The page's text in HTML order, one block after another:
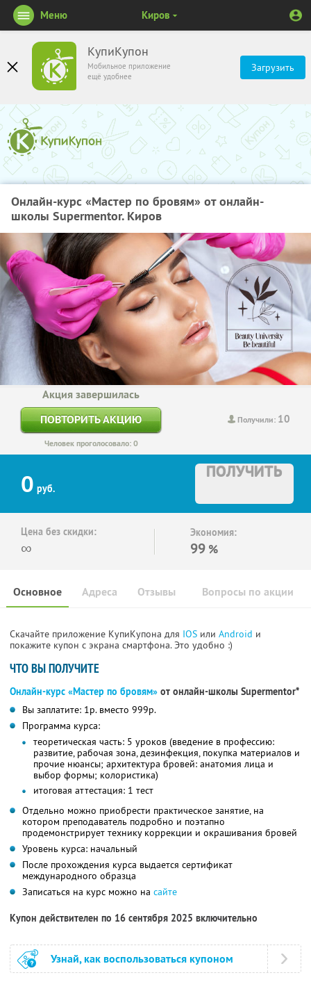
КупиКупон
Мобильное приложение
ещё удобнее
Загрузить
Меню Киров
Онлайн-курс «Мастер по бровям» от онлайн-
школы Supermentor. Киров
Получили: 10
Акция завершилась
ПОВТОРИТЬ АКЦИЮ
Человек проголосовало: 0
0 руб.
ПОЛУЧИТЬ
Цена без скидки:
∞
Экономия:
99 %
Основное Отзывы Вопросы по акции
Адреса
Скачайте приложение КупиКупона для IOS или Android и
покажите купон с экрана смартфона. Это удобно :)
ЧТО ВЫ ПОЛУЧИТЕ
Онлайн-курс «Мастер по бровям» от онлайн-школы Supermentor*
Вы заплатите: 1р. вместо 999р.
Программа курса:
теоретическая часть: 5 уроков (введение в профессию:
развитие, рабочая зона, дезинфекция, покупка материалов и
прочие нюансы; архитектура бровей: анатомия лица и
выбор формы; колористика)
итоговая аттестация: 1 тест
Отдельно можно приобрести практическое занятие, на
котором преподаватель подробно и поэтапно
продемонстрирует технику коррекции и окрашивания бровей
Уровень курса: начальный
После прохождения курса выдается сертификат
международного образца
Записаться на курс можно на сайте
Купон действителен по 16 сентября 2025 включительно
Узнай, как воспользоваться купоном